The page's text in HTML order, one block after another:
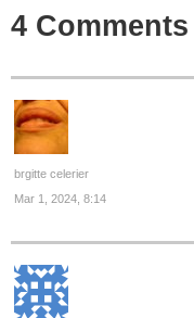
4 Comments
brgitte celerier
Mar 1, 2024, 8:14